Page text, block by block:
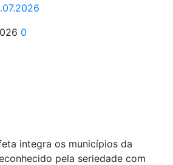
0
integra os municípios da
pela seriedade com